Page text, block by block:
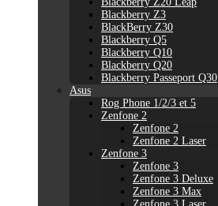
Blackberry Z3
BlackBerry Z30
Blackberry Q5
Blackberry Q10
Blackberry Q20
Blackberry Passeport Q30
Asus
Rog Phone 1/2/3 et 5
Zenfone 2
Zenfone 2
Zenfone 2 Laser
Zenfone 3
Zenfone 3
Zenfone 3 Deluxe
Zenfone 3 Max